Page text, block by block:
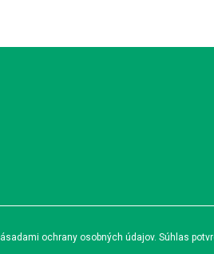
ochrany osobných údajov. Súhlas